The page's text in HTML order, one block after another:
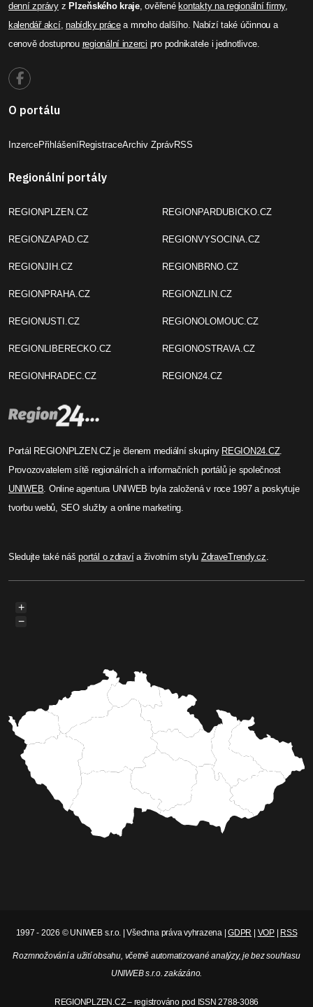
denní zprávyz Plzeňského kraje, ověřené kontakty na regionální firmy,
kalendář akcí,nabídky prácea mnoho dalšího. Nabízí také účinnou a
cenově dostupnou regionální inzerci pro podnikatele i jednotlivce.
O portálu
InzercePřihlášeníRegistraceArchiv ZprávRSS
Regionální portály
REGIONPLZEN.CZ
REGIONZAPAD.CZ
REGIONJIH.CZ
REGIONPRAHA.CZ
REGIONUSTI.CZ
REGIONLIBERECKO.CZ
REGIONHRADEC.CZ
REGIONPARDUBICKO.CZ
REGIONVYSOCINA.CZ
REGIONBRNO.CZ
REGIONZLIN.CZ
REGIONOLOMOUC.CZ
REGIONOSTRAVA.CZ
REGION24.CZ
Portál REGIONPLZEN.CZ je členem mediální skupiny REGION24.CZ.
Provozovatelem sítě regionálních a informačních portálů je společnost
UNIWEB. Online agentura UNIWEB byla založená v roce 1997 a poskytuje
tvorbu webů, SEO služby a online marketing.
Sledujte také nášportál o zdravía životním stylu ZdraveTrendy.cz.
+
−
1997 - 2026 © UNIWEB s.r.o. | Všechna práva vyhrazena |GDPR VOP| RSS
Rozmnožování a užití obsahu, včetně automatizované analýzy, je bez souhlasu
UNIWEB s.r.o. zakázáno.
REGIONPLZEN.CZ – registrováno pod ISSN 2788-3086